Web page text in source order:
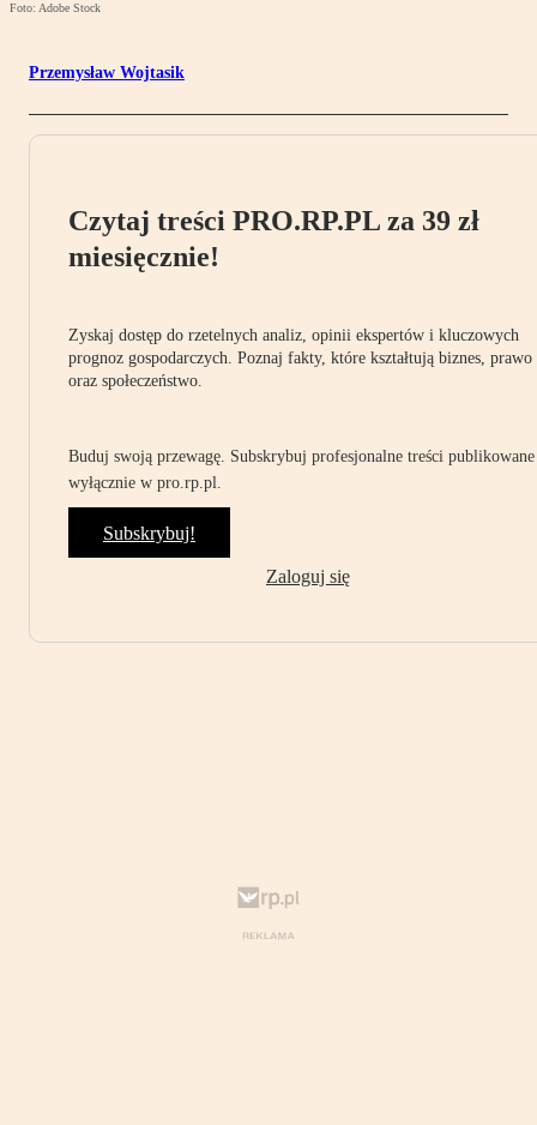
Foto: Adobe Stock
Przemysław Wojtasik
Czytaj treści PRO.RP.PL za 39 zł
miesięcznie!
Zyskaj dostęp do rzetelnych analiz, opinii ekspertów i kluczowych
prognoz gospodarczych. Poznaj fakty, które kształtują biznes, prawo
oraz społeczeństwo.
Buduj swoją przewagę. Subskrybuj profesjonalne treści publikowane
wyłącznie w pro.rp.pl.
Subskrybuj!
Zaloguj się